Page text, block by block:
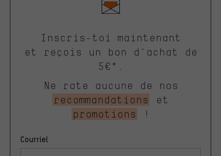
Inscris-toi maintenant
et reçois un bon d'achat de
5€*.
Ne rate aucune de nos
recommandations
et
promotions
!
Courriel